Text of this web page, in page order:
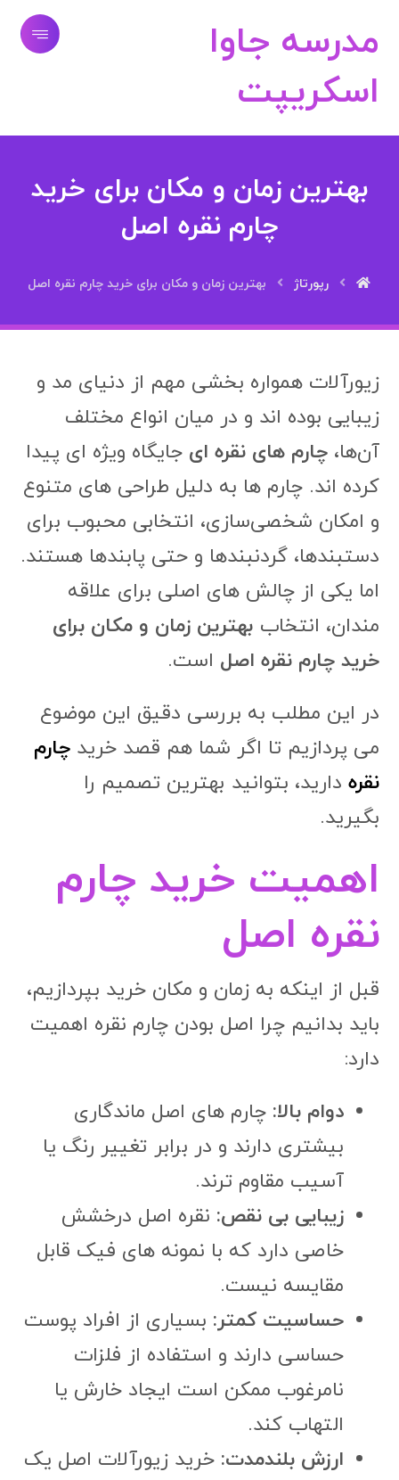
مدرسه جاوا
اسکریپت
بهترین زمان و مکان برای خرید
چارم نقره اصل
رپورتاژ بهترین زمان و مکان برای خرید چارم نقره اصل
زیورآلات همواره بخشی مهم از دنیای مد و
زیبایی بوده اند و در میان انواع مختلف
آن‌ها،چارم های نقره ای جایگاه ویژه ای پیدا
کرده اند. چارم ها به دلیل طراحی های متنوع
و امکان شخصی‌سازی، انتخابی محبوب برای
دستبندها، گردنبندها و حتی پابندها هستند.
اما یکی از چالش های اصلی برای علاقه
مندان، انتخاب بهترین زمان و مکان برای
خرید چارم نقره اصل است.
در این مطلب به بررسی دقیق این موضوع
می پردازیم تا اگر شما هم قصد خریدچارم
نقره‌ دارید، بتوانید بهترین تصمیم را
بگیرید.
اهمیت خرید چارم
نقره اصل
قبل از اینکه به زمان و مکان خرید بپردازیم،
باید بدانیم چرا اصل بودن چارم نقره اهمیت
دارد:
دوام بالا: چارم های اصل ماندگاری
بیشتری دارند و در برابر تغییر رنگ یا
آسیب مقاوم ترند.
زیبایی بی نقص: نقره اصل درخشش
خاصی دارد که با نمونه های فیک قابل
مقایسه نیست.
حساسیت کمتر: بسیاری از افراد پوست
حساسی دارند و استفاده از فلزات
نامرغوب ممکن است ایجاد خارش یا
التهاب کند.
ارزش بلندمدت: خرید زیورآلات اصل یک